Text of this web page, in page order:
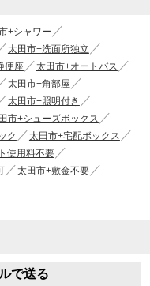
+シャワー
太田市+洗面所独立
便座
太田市+オートバス
太田市+角部屋
太田市+照明付き
市+シューズボックス
ク
太田市+宅配ボックス
使用料不要
太田市+敷金不要
で送る